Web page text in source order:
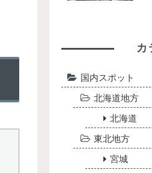
カ
国内スポット
北海道地方
北海道
東北地方
宮城